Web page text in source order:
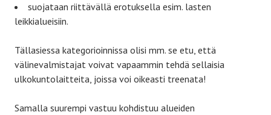
suojataan riittävällä erotuksella esim. lasten
leikkialueisiin.
Tällasiessa kategorioinnissa olisi mm. se etu, että
välinevalmistajat voivat vapaammin tehdä sellaisia
ulkokuntolaitteita, joissa voi oikeasti treenata!
Samalla suurempi vastuu kohdistuu alueiden